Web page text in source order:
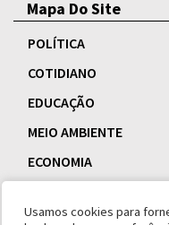
Mapa Do Site
POLÍTICA
COTIDIANO
EDUCAÇÃO
MEIO AMBIENTE
ECONOMIA
Usamos cookies para